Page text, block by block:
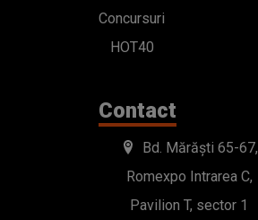
Concursuri
HOT40
Contact
Bd. Mărăști 65-67,
Romexpo Intrarea C,
Pavilion T, sector 1